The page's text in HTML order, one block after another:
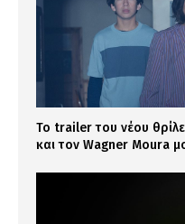
Το trailer του νέου
και τον Wagner Moura